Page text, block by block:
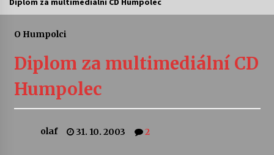
kapkou
Veselí muzikanti
O Humpolci
Diplom za multimediální CD
Humpolec
olaf 31. 10. 2003 2